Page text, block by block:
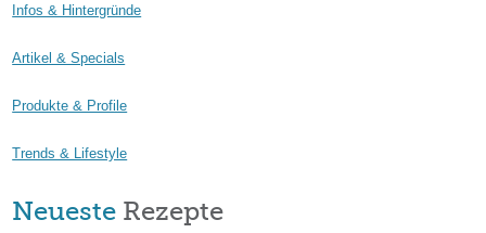
Infos & Hintergründe
Artikel & Specials
Produkte & Profile
Trends & Lifestyle
Neueste Rezepte